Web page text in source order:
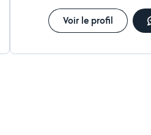
Voir le profil